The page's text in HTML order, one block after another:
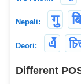
Nepali: गु
Deori: এঁ
Different